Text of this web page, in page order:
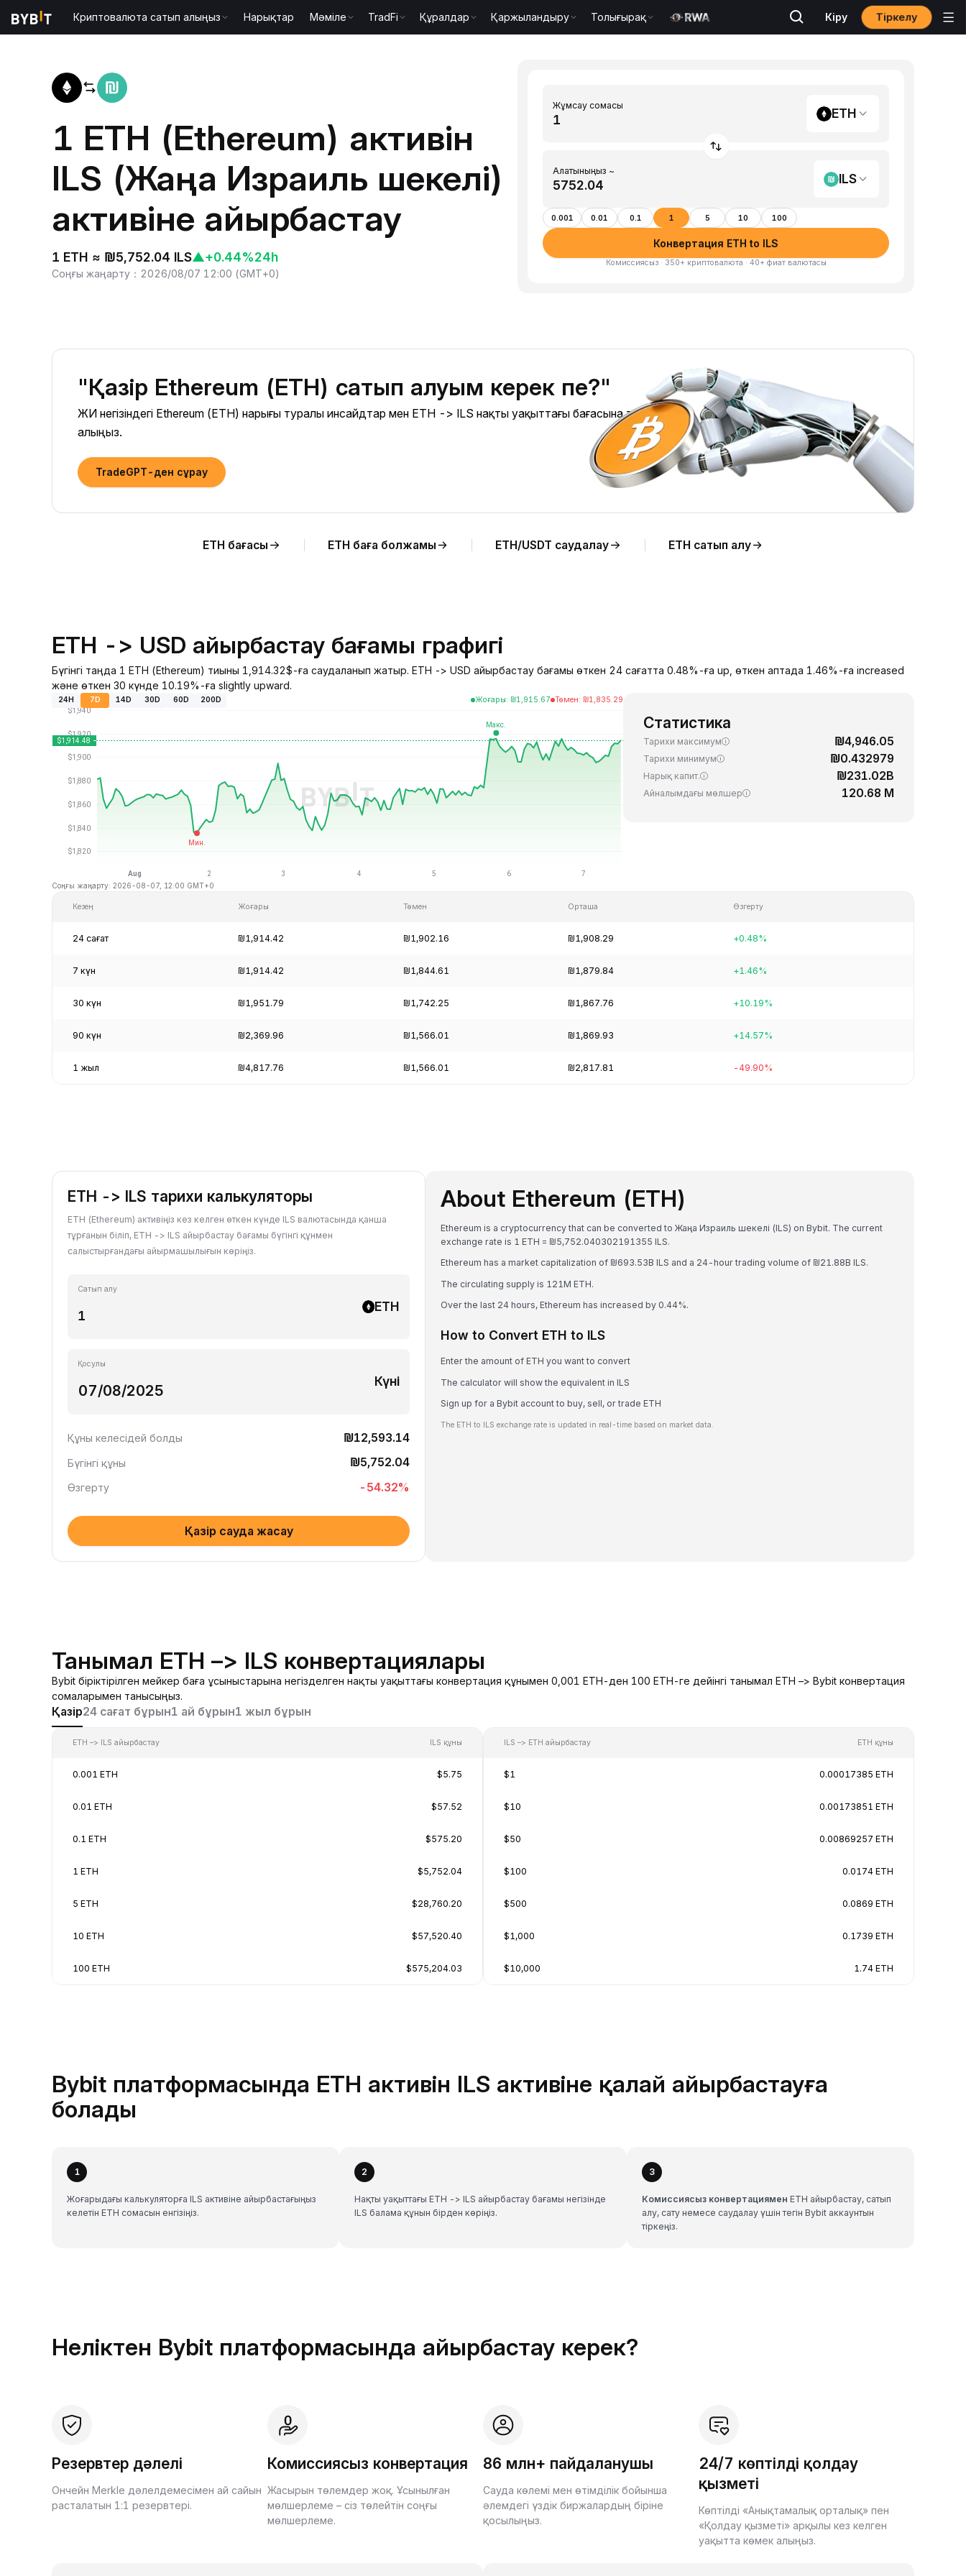
Криптовалюта сатып алыңыз Нарықтар Мәміле TradFi Құралдар Қаржыландыру Толығырақ Кіру Тіркелу
1 ETH (Ethereum) активін
ILS (Жаңа Израиль шекелі)
активіне айырбастау
1 ETH ≈ ₪5,752.04 ILS▲+0.44%24h
Соңғы жаңарту ： 2026/08/07 12:00 (GMT+0)
Жұмсау сомасы
ETH
Алатыныңыз ~
ILS
0.001 0.01 0.1 1 5 10 100
Конвертация ETH to ILS
Комиссиясыз · 350+ криптовалюта · 40+ фиат валютасы
"Қазір Ethereum (ETH) сатып алуым керек пе?"
ЖИ негізіндегі Ethereum (ETH) нарығы туралы инсайдтар мен ETH -> ILS нақты уақыттағы бағасына талдау
алыңыз.
TradeGPT-ден сұрау
ETH бағасы ETH баға болжамы ETH/USDT саудалау ETH сатып алу
ETH -> USD айырбастау бағамы графигі
Бүгінгі таңда 1 ETH (Ethereum) тиыны 1,914.32$-ға саудаланып жатыр. ETH -> USD айырбастау бағамы өткен 24 сағатта 0.48%-ға up, өткен аптада 1.46%-ға increased
және өткен 30 күнде 10.19%-ға slightly upward.
24H 7D 14D 30D 60D 200D Жоғары: ₪1,915.67 Төмен: ₪1,835.29
Соңғы жаңарту: 2026-08-07, 12:00 GMT+0
Статистика
Тарихи максимум ₪4,946.05
Тарихи минимум ₪0.432979
Нарық капит. ₪231.02B
Айналымдағы мөлшер 120.68 M
Кезең Жоғары Төмен Орташа Өзгерту
24 сағат ₪1,914.42 ₪1,902.16 ₪1,908.29 +0.48%
7 күн ₪1,914.42 ₪1,844.61 ₪1,879.84 +1.46%
30 күн ₪1,951.79 ₪1,742.25 ₪1,867.76 +10.19%
90 күн ₪2,369.96 ₪1,566.01 ₪1,869.93 +14.57%
1 жыл ₪4,817.76 ₪1,566.01 ₪2,817.81 -49.90%
ETH -> ILS тарихи калькуляторы
ETH (Ethereum) активіңіз кез келген өткен күнде ILS валютасында қанша
тұрғанын біліп, ETH -> ILS айырбастау бағамы бүгінгі құнмен
салыстырғандағы айырмашылығын көріңіз.
Сатып алу
ETH
Қосулы
Күні
Құны келесідей болды ₪12,593.14
Бүгінгі құны ₪5,752.04
Өзгерту -54.32%
Қазір сауда жасау
About Ethereum (ETH)
Ethereum is a cryptocurrency that can be converted to Жаңа Израиль шекелі (ILS) on Bybit. The current
exchange rate is 1 ETH = ₪5,752.040302191355 ILS.
Ethereum has a market capitalization of ₪693.53B ILS and a 24-hour trading volume of ₪21.88B ILS.
The circulating supply is 121M ETH.
Over the last 24 hours, Ethereum has increased by 0.44%.
How to Convert ETH to ILS
Enter the amount of ETH you want to convert
The calculator will show the equivalent in ILS
Sign up for a Bybit account to buy, sell, or trade ETH
The ETH to ILS exchange rate is updated in real-time based on market data.
Танымал ETH –> ILS конвертациялары
Bybit біріктірілген мейкер баға ұсыныстарына негізделген нақты уақыттағы конвертация құнымен 0,001 ETH-ден 100 ETH-ге дейінгі танымал ETH –> Bybit конвертация
сомаларымен танысыңыз.
Қазір24 сағат бұрын1 ай бұрын1 жыл бұрын
ETH –> ILS айырбастау ILS құны
0.001 ETH $5.75
0.01 ETH $57.52
0.1 ETH $575.20
1 ETH $5,752.04
5 ETH $28,760.20
10 ETH $57,520.40
100 ETH $575,204.03
ILS –> ETH айырбастау ETH құны
$1 0.00017385 ETH
$10 0.00173851 ETH
$50 0.00869257 ETH
$100 0.0174 ETH
$500 0.0869 ETH
$1,000 0.1739 ETH
$10,000 1.74 ETH
Bybit платформасында ETH активін ILS активіне қалай айырбастауға
болады
1
Жоғарыдағы калькуляторға ILS активіне айырбастағыңыз
келетін ETH сомасын енгізіңіз.
2
Нақты уақыттағы ETH -> ILS айырбастау бағамы негізінде
ILS балама құнын бірден көріңіз.
3
Комиссиясыз конвертациямен ETH айырбастау, сатып
алу, сату немесе саудалау үшін тегін Bybit аккаунтын
тіркеңіз.
Неліктен Bybit платформасында айырбастау керек?
Резервтер дәлелі
Ончейн Merkle дәлелдемесімен ай сайын
расталатын 1:1 резервтері.
Комиссиясыз конвертация
Жасырын төлемдер жоқ. Ұсынылған
мөлшерлеме – сіз төлейтін соңғы
мөлшерлеме.
86 млн+ пайдаланушы
Сауда көлемі мен өтімділік бойынша
әлемдегі үздік биржалардың біріне
қосылыңыз.
24/7 көптілді қолдау
қызметі
Көптілді «Анықтамалық орталық» пен
«Қолдау қызметі» арқылы кез келген
уақытта көмек алыңыз.